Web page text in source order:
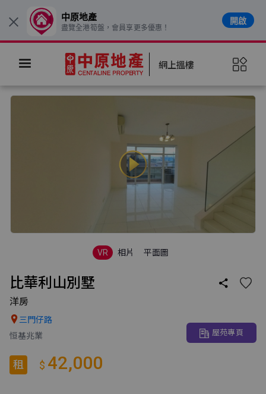
網上搵樓
VR 相片 平面圖
比華利山別墅 
洋房
 三門仔路
恒基兆業
屋苑專頁
租 $ 42,000
× 中原地產
盡覽全港筍盤，會員享更多優惠！
開啟